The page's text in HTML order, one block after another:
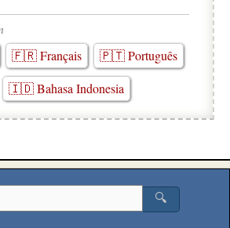
🇫🇷 Français
🇵🇹 Português
🇮🇩 Bahasa Indonesia
🔍